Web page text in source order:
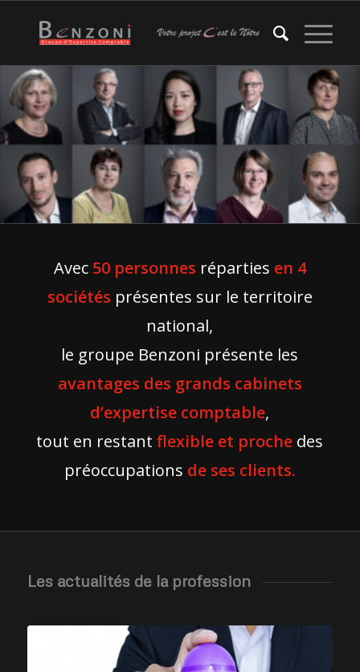
Avec 50 personnes réparties en 4
sociétés présentes sur le territoire
national,
le groupe Benzoni présente les
avantages des grands cabinets
d’expertise comptable,
tout en restantflexible et proche des
préoccupations de ses clients.
Les actualités de la profession